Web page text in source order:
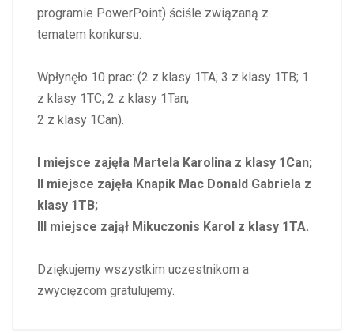
programie PowerPoint) ściśle związaną z
tematem konkursu.
Wpłynęło 10 prac: (2 z klasy 1TA; 3 z klasy 1TB; 1
z klasy 1TC; 2 z klasy 1Tan;
2 z klasy 1Can).
I miejsce zajęła Martela Karolina z klasy 1Can;
II miejsce zajęła Knapik Mac Donald Gabriela z
klasy 1TB;
III miejsce zajął Mikuczonis Karol z klasy 1TA.
Dziękujemy wszystkim uczestnikom a
zwycięzcom gratulujemy.